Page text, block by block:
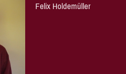
Felix Holdemüller